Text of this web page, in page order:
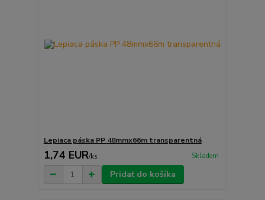
Lepiaca páska PP 48mmx66m transparentná
1,74 EUR/ks Skladom
Pridať do košíka